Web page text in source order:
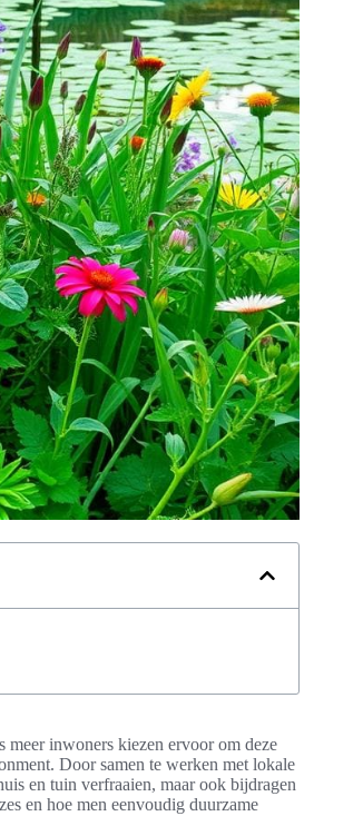
inwoners kiezen ervoor om deze
Door samen te werken met lokale
en tuin verfraaien, maar ook bijdragen
en hoe men eenvoudig duurzame